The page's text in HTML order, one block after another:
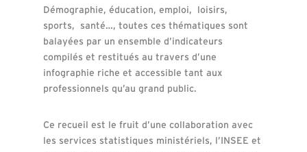
Démographie, éducation, emploi, loisirs,
sports, santé…, toutes ces thématiques sont
balayées par un ensemble d’indicateurs
compilés et restitués au travers d’une
infographie riche et accessible tant aux
professionnels qu’au grand public.
Ce recueil est le fruit d’une collaboration avec
les services statistiques ministériels, l’INSEE et